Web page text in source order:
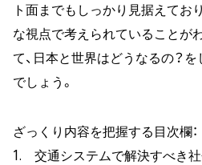
ト面までもしっかり見据えてお
な視点で考えられていることが
て、日本と世界はどうなるの？
でしょう。
ざっくり内容を把握する目次欄：
1. 交通システムで解決すべき社